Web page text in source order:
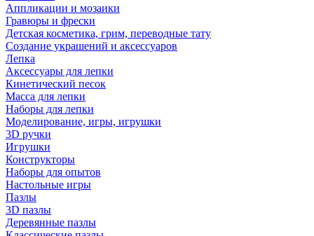
Аппликации и мозаики
Гравюры и фрески
Детская косметика, грим, переводные тату
Создание украшений и аксессуаров
Лепка
Аксессуары для лепки
Кинетический песок
Масса для лепки
Наборы для лепки
Моделирование, игры, игрушки
3D ручки
Игрушки
Конструкторы
Наборы для опытов
Настольные игры
Пазлы
3D пазлы
Деревянные пазлы